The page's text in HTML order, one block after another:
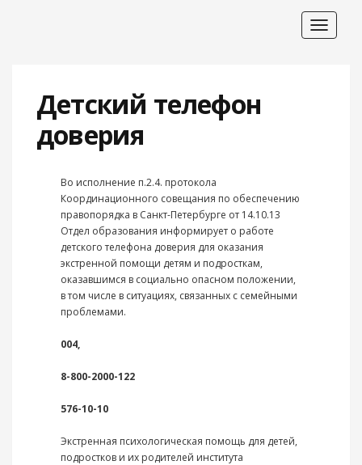
Toggle
Детский телефон
доверия
Во исполнение п.2.4. протокола
Координационного совещания по обеспечению
правопорядка в Санкт-Петербурге от 14.10.13
Отдел образования информирует о работе
детского телефона доверия для оказания
экстренной помощи детям и подросткам,
оказавшимся в социально опасном положении,
в том числе в ситуациях, связанных с семейными
проблемами.
004,
8-800-2000-122
576-10-10
Экстренная психологическая помощь для детей,
подростков и их родителей института